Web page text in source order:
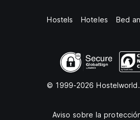
Hostels Hoteles Bed
© 1999-2026
Aviso sobre la